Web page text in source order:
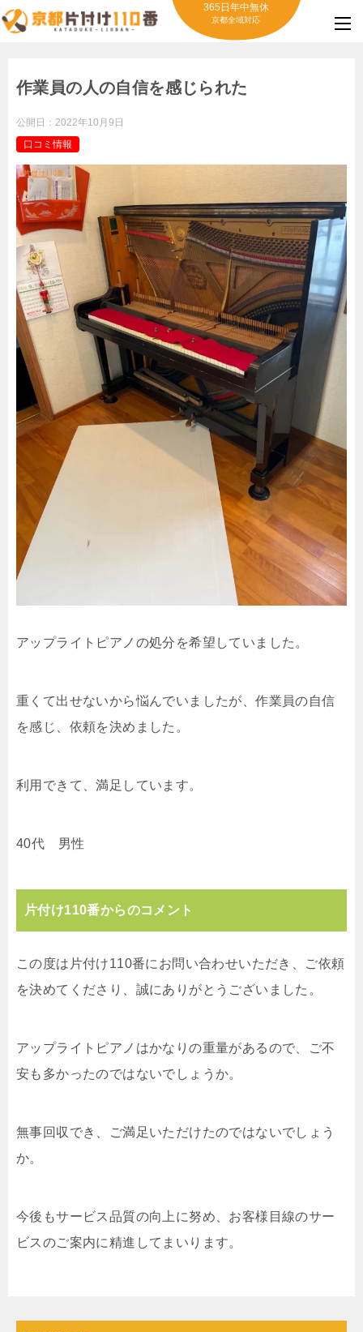
365日年中無休
京都全域対応
作業員の人の自信を感じられた
公開日： 2022年10月9日
口コミ情報
アップライトピアノの処分を希望していました。
重くて出せないから悩んでいましたが、作業員の自信
を感じ、依頼を決めました。
利用できて、満足しています。
40代 男性
片付け110番からのコメント
この度は片付け110番にお問い合わせいただき、ご依頼
を決めてくださり、誠にありがとうございました。
アップライトピアノはかなりの重量があるので、ご不
安も多かったのではないでしょうか。
無事回収でき、ご満足いただけたのではないでしょう
か。
今後もサービス品質の向上に努め、お客様目線のサー
ビスのご案内に精進してまいります。